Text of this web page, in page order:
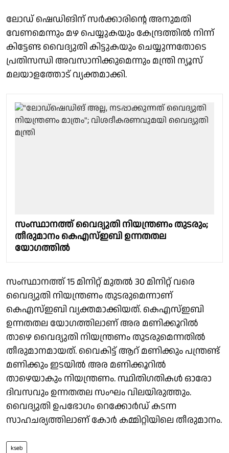
ലോഡ് ഷെഡിങിന് സർക്കാരിന്റെ അനുമതി
വേണമെന്നും മഴ പെയ്യുകയും കേന്ദ്രത്തിൽ നിന്ന്
കിട്ടേണ്ട വൈദ്യുതി കിട്ടുകയും ചെയ്യുന്നതോടെ
പ്രതിസന്ധി അവസാനിക്കുമെന്നും മന്ത്രി ന്യൂസ്‌
മലയാളത്തോട് വ്യക്തമാക്കി.
സംസ്ഥാനത്ത് വൈദ്യുതി നിയന്ത്രണം തുടരും;
തീരുമാനം കെഎസ്ഇബി ഉന്നതതല
യോഗത്തിൽ
സംസ്ഥാനത്ത് 15 മിനിറ്റ് മുതൽ 30 മിനിറ്റ് വരെ
വൈദ്യുതി നിയന്ത്രണം തുടരുമെന്നാണ്
കെഎസ്ഇബി വ്യക്തമാക്കിയത്. കെഎസ്ഇബി
ഉന്നതതല യോഗത്തിലാണ് അര മണിക്കൂറിൽ
താഴെ വൈദ്യുതി നിയന്ത്രണം തുടരുമെന്നതിൽ
തീരുമാനമായത്. വൈകിട്ട് ആറ് മണിക്കും പന്ത്രണ്ട്
മണിക്കും ഇടയിൽ അര മണിക്കൂറിൽ
താഴെയാകും നിയന്ത്രണം. സ്ഥിതിഗതികൾ ഓരോ
ദിവസവും ഉന്നതതല സംഘം വിലയിരുത്തും.
വൈദ്യുതി ഉപഭോഗം റെക്കോർഡ് കടന്ന
സാഹചര്യത്തിലാണ് കോർ കമ്മിറ്റിയിലെ തീരുമാനം.
kseb